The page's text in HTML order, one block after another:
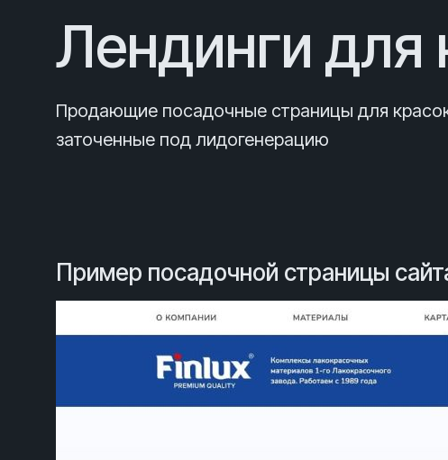
Лендинги для
Продающие посадочные страницы для
заточенные под лидогенерацию
Пример посадочной страницы